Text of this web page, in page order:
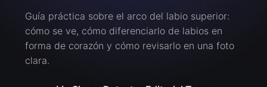
Guía práctica sobre el arco del labio superior:
cómo se ve, cómo diferenciarlo de labios en
forma de corazón y cómo revisarlo en una foto
clara.